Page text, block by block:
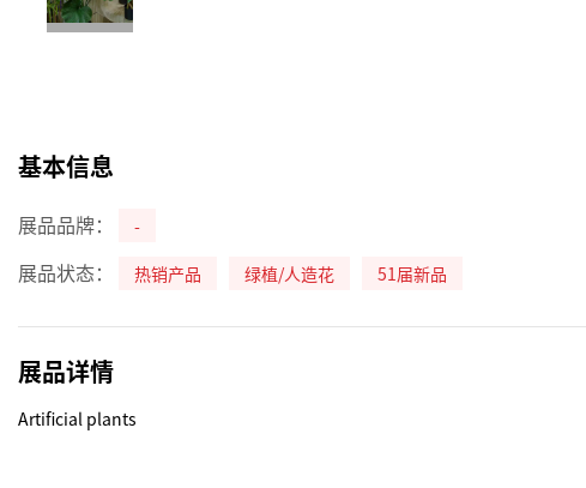
基本信息
展品品牌： -
展品状态： 热销产品 绿植/人造花 51届新品
展品详情
Artificial plants